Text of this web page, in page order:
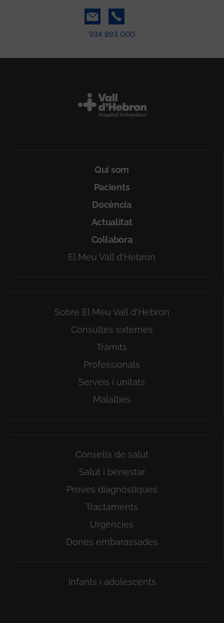
934 893 000
Qui som
Pacients
Docència
Actualitat
Col·labora
El Meu Vall d'Hebron
Sobre El Meu Vall d'Hebron
Consultes externes
Tràmits
Professionals
Serveis i unitats
Malalties
Consells de salut
Salut i benestar
Proves diagnòstiques
Tractaments
Urgències
Dones embarassades
Infants i adolescents